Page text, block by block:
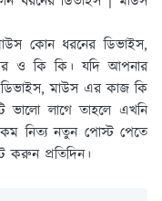
কোন ধরনের ডিভাইস,
ও কি কি। যদি আপনার
মাউস এর কাজ কি
লাগে তাহলে এখনি
নিত্য নতুন পোস্ট পেতে
করুন প্রতিদিন।